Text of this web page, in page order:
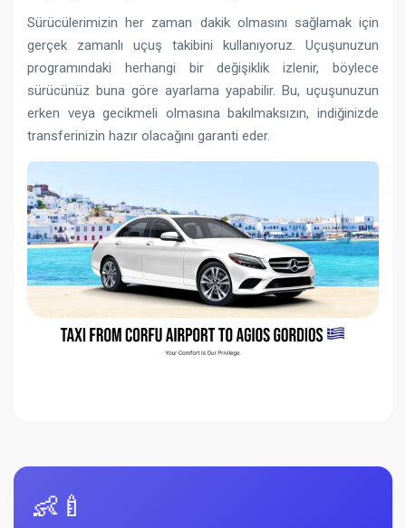
Sürücülerimizin her zaman dakik olmasını sağlamak için
gerçek zamanlı uçuş takibini kullanıyoruz. Uçuşunuzun
programındaki herhangi bir değişiklik izlenir, böylece
sürücünüz buna göre ayarlama yapabilir. Bu, uçuşunuzun
erken veya gecikmeli olmasına bakılmaksızın, indiğinizde
transferinizin hazır olacağını garanti eder.
👶🍼